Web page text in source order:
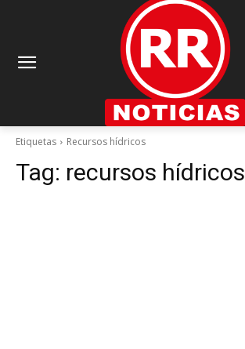
Etiquetas Recursos hídricos
Tag: recursos hídricos